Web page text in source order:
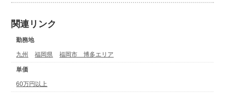
関連リンク
勤務地
九州 福岡県 福岡市 博多エリア
単価
60万円以上